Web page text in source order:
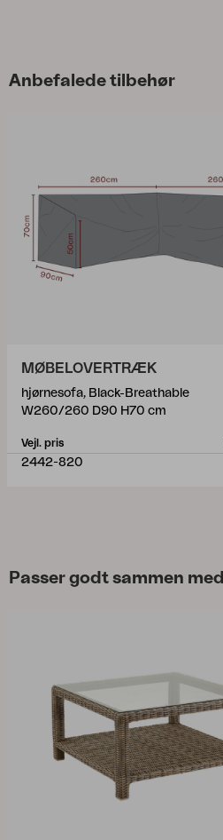
Anbefalede tilbehør
MØBELOVERTRÆK
hjørnesofa, Black-Breathable
W260/260 D90 H70 cm
Vejl. pris
2442-820
Passer godt sammen med